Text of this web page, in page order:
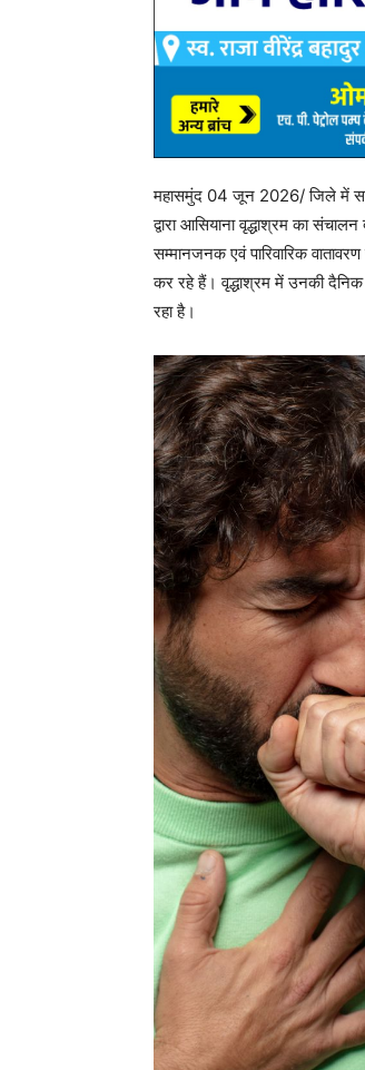
महासमुंद 04 जून 2026/ जिले में
द्वारा आसियाना वृद्धाश्रम का
सम्मानजनक एवं पारिवारिक
कर रहे हैं। वृद्धाश्रम में उनकी
रहा है।
उप संचालक समाज कल्याण श्रीमती
उपलब्ध कराई गई हैं। उनके लिए
कार्यक्रमों का आयोजन किया
के लिए भजन-कीर्तन, सत्संग एवं
हैं, जिससे उनके जीवन में आनंद एवं